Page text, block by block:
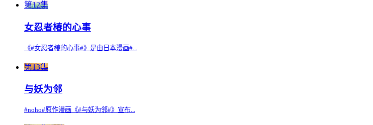
第12集
女忍者椿的心事
《#女忍者椿的心事#》是由日本漫画#...
第13集
与妖为邻
#noho#原作漫画《#与妖为邻#》宣布...